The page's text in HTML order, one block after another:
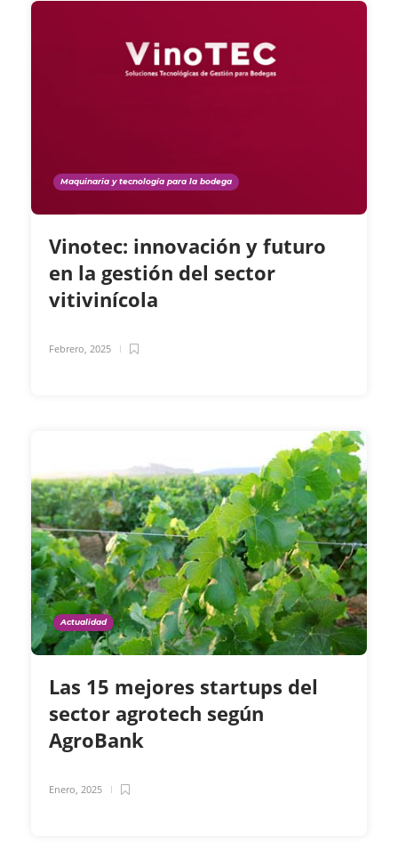
Maquinaria y tecnología para la bodega
Vinotec: innovación y futuro
en la gestión del sector
vitivinícola
Febrero, 2025
Actualidad
Las 15 mejores startups del
sector agrotech según
AgroBank
Enero, 2025